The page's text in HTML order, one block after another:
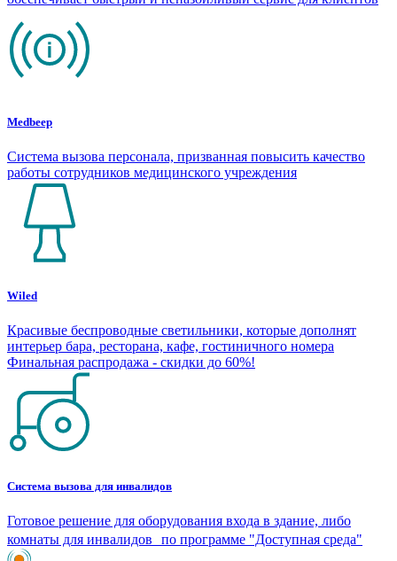
Medbeep
Система вызова персонала, призванная повысить качество
работы сотрудников медицинского учреждения
Wiled
Красивые беспроводные светильники, которые дополнят
интерьер бара, ресторана, кафе, гостиничного номера
Финальная распродажа - скидки до 60%!
Система вызова для инвалидов
Готовое решение для оборудования входа в здание, либо
комнаты для инвалидов по программе "Доступная среда"